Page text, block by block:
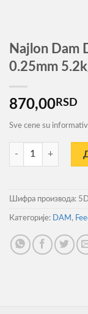
Najlon Dam
0.25mm
870,00RSD
Sve cene su
Najlon Dam Damyl
Шифра производа:
Категорије: DAM ,